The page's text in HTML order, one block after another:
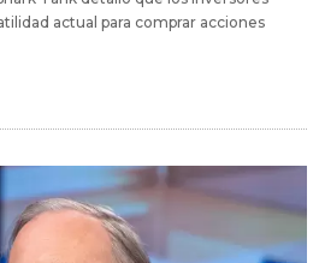
actual para comprar acciones